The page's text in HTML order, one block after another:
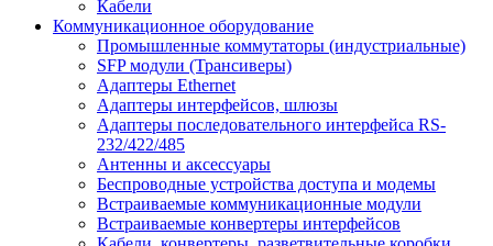
Кабели
Коммуникационное оборудование
Промышленные коммутаторы (индустриальные)
SFP модули (Трансиверы)
Адаптеры Ethernet
Адаптеры интерфейсов, шлюзы
Адаптеры последовательного интерфейса RS-
232/422/485
Антенны и аксессуары
Беспроводные устройства доступа и модемы
Встраиваемые коммуникационные модули
Встраиваемые конвертеры интерфейсов